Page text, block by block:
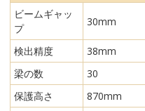
ビームギャッ
プ
30mm
検出精度
38mm
梁の数
30
保護高さ
870mm